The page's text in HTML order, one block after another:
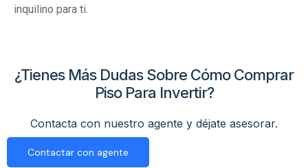
inquilino para ti.
¿Tienes Más Dudas Sobre Cómo Comprar
Piso Para Invertir?
Contacta con nuestro agente y déjate asesorar.
Contactar con agente